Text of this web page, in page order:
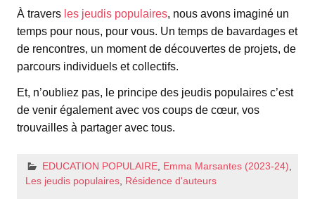
À travers les jeudis populaires, nous avons imaginé un
temps pour nous, pour vous. Un temps de bavardages et
de rencontres, un moment de découvertes de projets, de
parcours individuels et collectifs.
Et, n’oubliez pas, le principe des jeudis populaires c’est
de venir également avec vos coups de cœur, vos
trouvailles à partager avec tous.
EDUCATION POPULAIRE, Emma Marsantes (2023-24)
Les jeudis populaires, Résidence d'auteurs